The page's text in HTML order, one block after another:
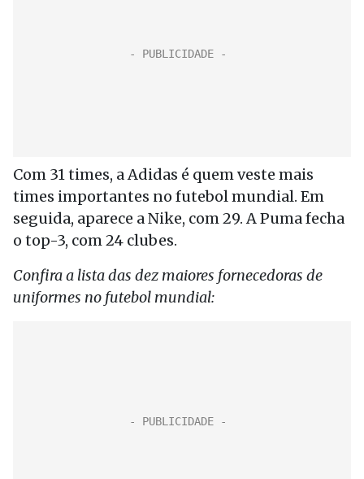
Com 31 times, a Adidas é quem veste mais
times importantes no futebol mundial. Em
seguida, aparece a Nike, com 29. A Puma fecha
o top-3, com 24 clubes.
Confira a lista das dez maiores fornecedoras de
uniformes no futebol mundial: